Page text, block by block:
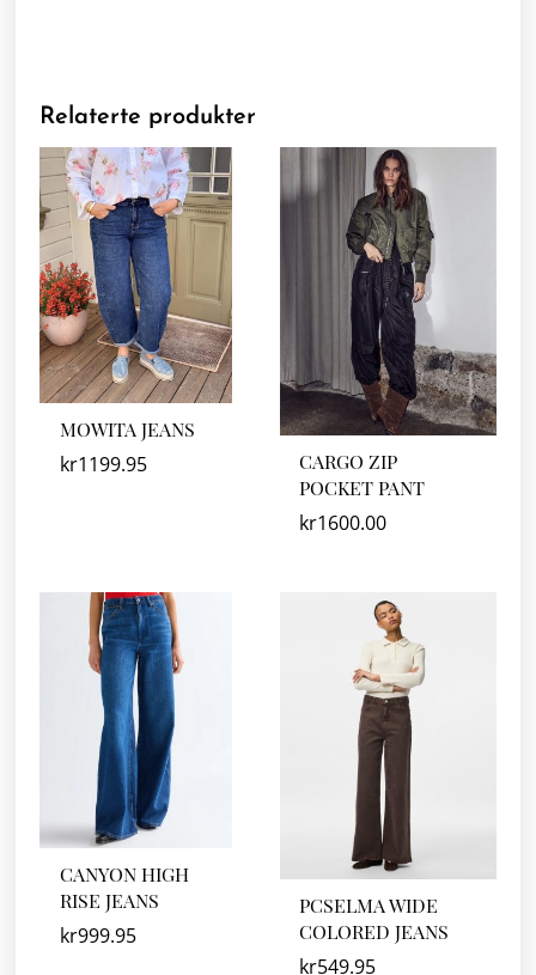
Relaterte produkter
MOWITA JEANS
kr1199.95
CARGO ZIP
POCKET PANT
kr1600.00
CANYON HIGH
RISE JEANS
kr999.95
PCSELMA WIDE
COLORED JEANS
kr549.95